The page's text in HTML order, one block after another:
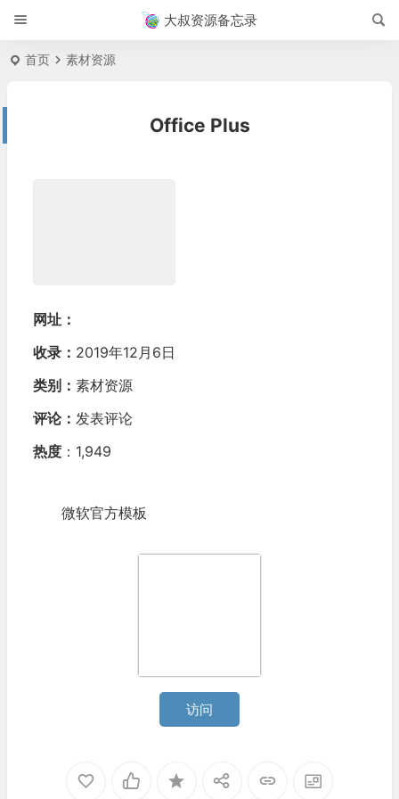
大叔资源备忘录
首页 素材资源
Office Plus
网址：
收录： 2019年12月6日
类别： 素材资源
评论： 发表评论
热度：1,949
微软官方模板
访问